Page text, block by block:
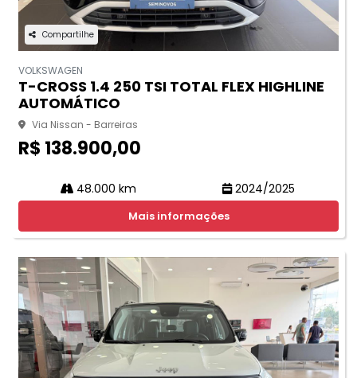
Compartilhe
VOLKSWAGEN
T-CROSS 1.4 250 TSI TOTAL FLEX HIGHLINE
AUTOMÁTICO
Via Nissan - Barreiras
R$ 138.900,00
48.000 km 2024/2025
Mais informações